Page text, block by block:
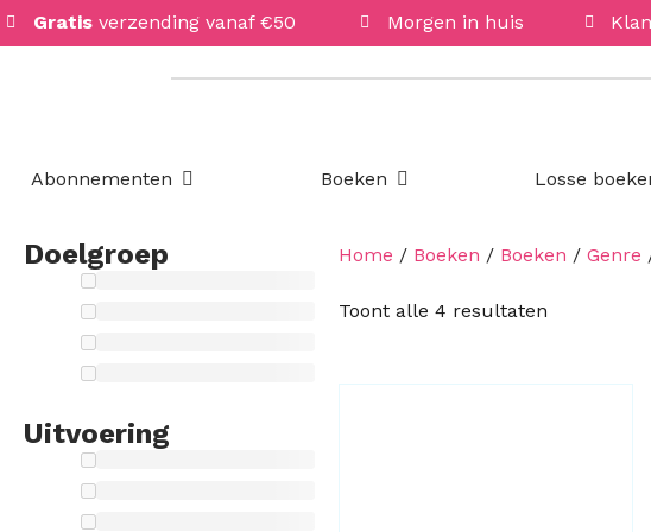
Gratis verzending vanaf €50 Morgen in huis
Abonnementen Open Abonnementen
Boeken Open Boeken Losse
Doelgroep
Uitvoering
Home / Boeken / Boeken / Genre
Toont alle 4 resultatenGesorteerd